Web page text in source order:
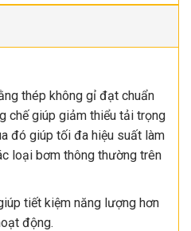
thép không gỉ đạt chuẩn
chế giúp giảm thiểu tải trọng
đó giúp tối đa hiệu suất làm
loại bơm thông thường trên
tiết kiệm năng lượng hơn
động.